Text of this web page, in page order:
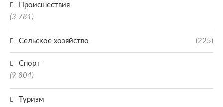
Происшествия
(3 781)
Сельское хозяйство (225)
Спорт
(9 804)
Туризм